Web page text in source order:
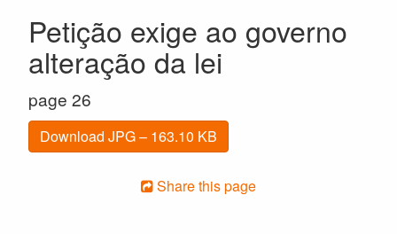
Petição exige ao governo
alteração da lei
page 26
Download JPG – 163.10 KB
Share this page